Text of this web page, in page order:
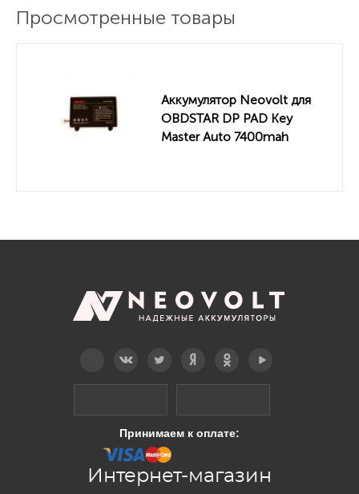
Просмотренные товары
Аккумулятор Neovolt для
OBDSTAR DP PAD Key
Master Auto 7400mah
Принимаем к оплате:
Интернет-магазин